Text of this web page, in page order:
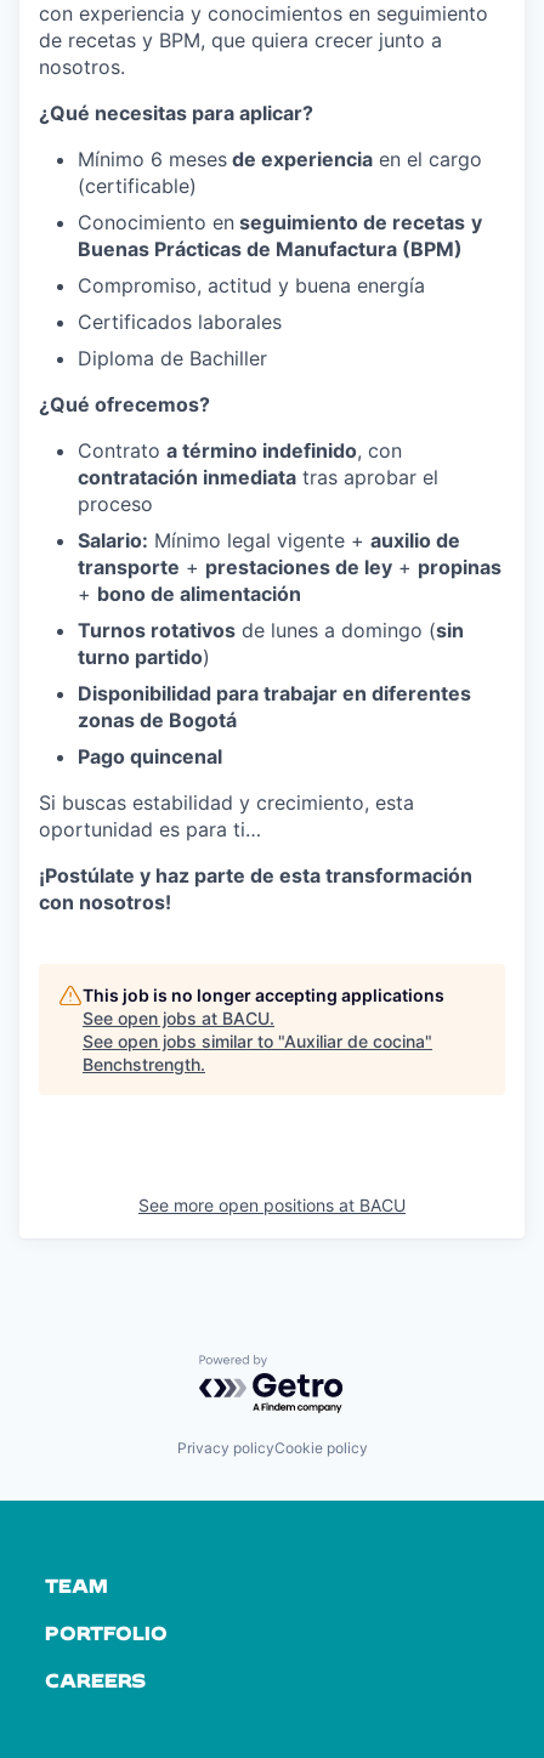
con experiencia y conocimientos en seguimiento
de recetas y BPM, que quiera crecer junto a
nosotros.
¿Qué necesitas para aplicar?
Mínimo 6 meses de experiencia en el cargo
(certificable)
Conocimiento en seguimiento de recetas y
Buenas Prácticas de Manufactura (BPM)
Compromiso, actitud y buena energía
Certificados laborales
Diploma de Bachiller
¿Qué ofrecemos?
Contrato a término indefinido, con
contratación inmediata tras aprobar el
proceso
Salario: Mínimo legal vigente + auxilio de
transporte + prestaciones de ley + propinas
+ bono de alimentación
Turnos rotativos de lunes a domingo (sin
turno partido)
Disponibilidad para trabajar en diferentes
zonas de Bogotá
Pago quincenal
Si buscas estabilidad y crecimiento, esta
oportunidad es para ti…
¡Postúlate y haz parte de esta transformación
con nosotros!
This job is no longer accepting applications
See open jobs at BACU.
See open jobs similar to "Auxiliar de cocina"
Benchstrength.
See more open positions at BACU
Powered by Getro.com
Privacy policyCookie policy
TEAM
PORTFOLIO
CAREERS